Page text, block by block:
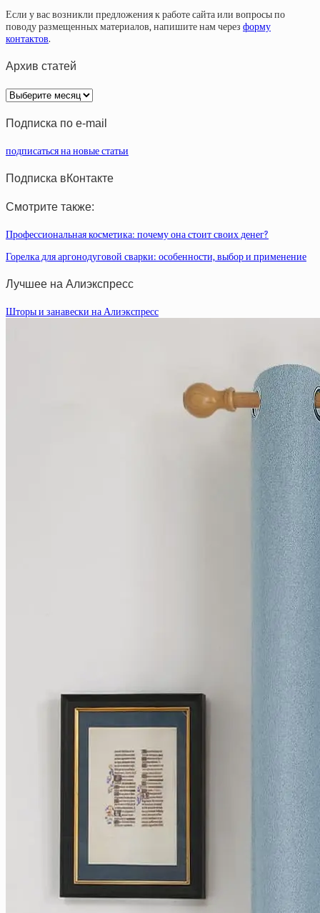
Если у вас возникли предложения к работе сайта или вопросы по
поводу размещенных материалов, напишите нам через форму
контактов.
Архив статей
Архив
статей
Подписка по e-mail
подписаться на новые статьи
Подписка вКонтакте
Смотрите также:
Профессиональная косметика: почему она стоит своих денег?
Горелка для аргонодуговой сварки: особенности, выбор и применение
Лучшее на Алиэкспресс
Шторы и занавески на Алиэкспресс